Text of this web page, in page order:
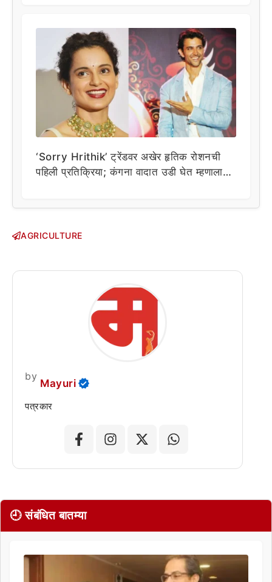
‘Sorry Hrithik’ ट्रेंडवर अखेर हृतिक रोशनची
पहिली प्रतिक्रिया; कंगना वादात उडी घेत म्हणाला…
AGRICULTURE
by
Mayuri
पत्रकार
🕘 संबंधित बातम्या